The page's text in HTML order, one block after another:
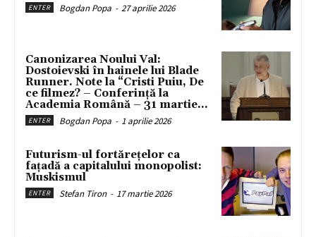
ENTER Bogdan Popa - 27 aprilie 2026
Canonizarea Noului Val:
Dostoievski în hainele lui Blade
Runner. Note la “Cristi Puiu, De
ce filmez? – Conferință la
Academia Română – 31 martie...
ENTER Bogdan Popa - 1 aprilie 2026
Futurism-ul fortărețelor ca
fațadă a capitalului monopolist:
Muskismul
ENTER Stefan Tiron - 17 martie 2026